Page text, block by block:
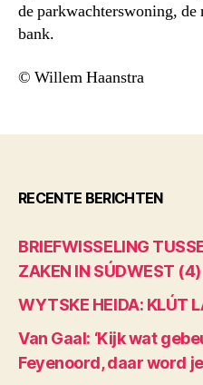
de parkwachterswoning,
bank.
© Willem Haanstra
RECENTE BERICHTEN
BRIEFWISSELING
ZAKEN IN SÚDWEST (4)
WYTSKE HEIDA: KLÚT
Van Gaal: ‘Kijk wat
Feyenoord, daar word